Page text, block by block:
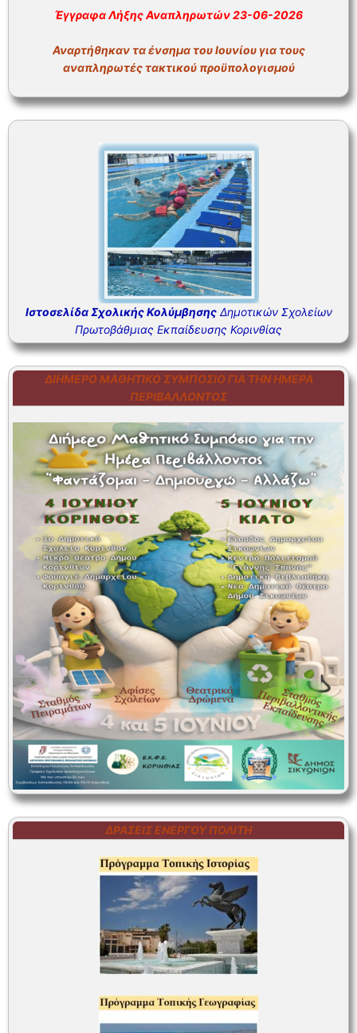
ΣΥΧΝΕΣ ΕΡΩΤΗΣΕΙΣ – ΤΜΗΜΑ ΟΙΚΟΝΟΜΙΚΟΥ
Έγγραφα Λήξης Αναπληρωτών 23-06-2026
Αναρτήθηκαν τα ένσημα του Ιουνίου για τους
αναπληρωτές τακτικού προϋπολογισμού
Ιστοσελίδα Σχολικής ΚολύμβησηςΔημοτικών Σχολείων
Πρωτοβάθμιας Εκπαίδευσης Κορινθίας
ΔΙΉΜΕΡΟ ΜΑΘΗΤΙΚΌ ΣΥΜΠΌΣΙΟ ΓΙΑ ΤΗΝ ΗΜΈΡΑ
ΠΕΡΙΒΆΛΛΟΝΤΟΣ
ΔΡΆΣΕΙΣ ΕΝΕΡΓΟΎ ΠΟΛΊΤΗ